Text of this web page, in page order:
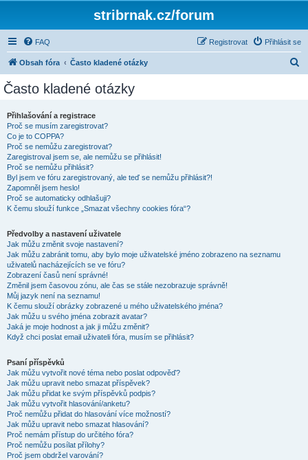
stribrnak.cz/forum
FAQ Přihlásit se
Registrovat
Obsah fóra Často kladené otázky
Často kladené otázky
Přihlašování a registrace
Proč se musím zaregistrovat?
Co je to COPPA?
Proč se nemůžu zaregistrovat?
Zaregistroval jsem se, ale nemůžu se přihlásit!
Proč se nemůžu přihlásit?
Byl jsem ve fóru zaregistrovaný, ale teď se nemůžu přihlásit?!
Zapomněl jsem heslo!
Proč se automaticky odhlašuji?
K čemu slouží funkce „Smazat všechny cookies fóra“?
Předvolby a nastavení uživatele
Jak můžu změnit svoje nastavení?
Jak můžu zabránit tomu, aby bylo moje uživatelské jméno zobrazeno na seznamu
uživatelů nacházejících se ve fóru?
Zobrazení časů není správné!
Změnil jsem časovou zónu, ale čas se stále nezobrazuje správně!
Můj jazyk není na seznamu!
K čemu slouží obrázky zobrazené u mého uživatelského jména?
Jak můžu u svého jména zobrazit avatar?
Jaká je moje hodnost a jak ji můžu změnit?
Když chci poslat email uživateli fóra, musím se přihlásit?
Psaní příspěvků
Jak můžu vytvořit nové téma nebo poslat odpověď?
Jak můžu upravit nebo smazat příspěvek?
Jak můžu přidat ke svým příspěvků podpis?
Jak můžu vytvořit hlasování/anketu?
Proč nemůžu přidat do hlasování více možností?
Jak můžu upravit nebo smazat hlasování?
Proč nemám přístup do určitého fóra?
Proč nemůžu posílat přílohy?
Proč jsem obdržel varování?